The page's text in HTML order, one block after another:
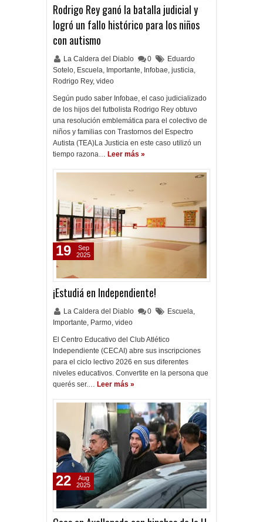
Rodrigo Rey ganó la batalla judicial y
logró un fallo histórico para los niños
con autismo
La Caldera del Diablo 0
Eduardo
Sotelo, Escuela, Importante, Infobae, justicia,
Rodrigo Rey, video
Según pudo saber Infobae, el caso judicializado
de los hijos del futbolista Rodrigo Rey obtuvo
una resolución emblemática para el colectivo de
niños y familias con Trastornos del Espectro
Autista (TEA)La Justicia en este caso utilizó un
tiempo razona… Leer más »
¡Estudiá en Independiente!
La Caldera del Diablo 0 Escuela,
Importante, Parmo, video
El Centro Educativo del Club Atlético
Independiente (CECAI) abre sus inscripciones
para el ciclo lectivo 2026 en sus diferentes
niveles educativos. Convertite en la persona que
querés ser.… Leer más »
19
Sep
2025
22
Aug
2025